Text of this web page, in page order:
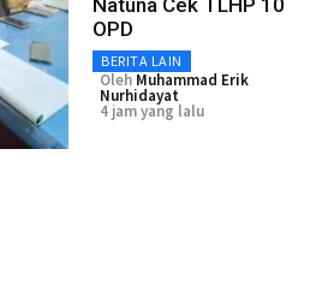
Natuna Cek TLHP 10
OPD
BERITA LAIN
Oleh Muhammad Erik
Nurhidayat
4 jam yang lalu